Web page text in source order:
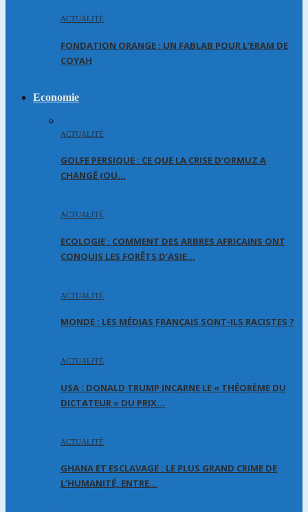
ACTUALITÉ
FONDATION ORANGE : UN FABLAB POUR L’ERAM DE
COYAH
Economie
ACTUALITÉ
GOLFE PERSIQUE : CE QUE LA CRISE D’ORMUZ A
CHANGÉ (OU…
ACTUALITÉ
ECOLOGIE : COMMENT DES ARBRES AFRICAINS ONT
CONQUIS LES FORÊTS D’ASIE…
ACTUALITÉ
MONDE : LES MÉDIAS FRANÇAIS SONT-ILS RACISTES ?
ACTUALITÉ
USA : DONALD TRUMP INCARNE LE « THÉORÈME DU
DICTATEUR » DU PRIX…
ACTUALITÉ
GHANA ET ESCLAVAGE : LE PLUS GRAND CRIME DE
L’HUMANITÉ, ENTRE…